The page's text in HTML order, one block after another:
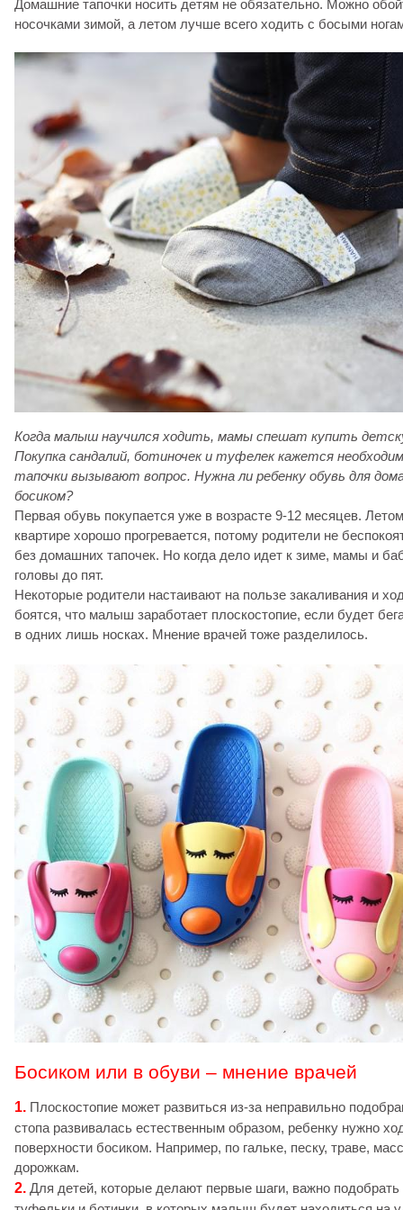
Домашние тапочки носить детям не обязательно. Можно
носочками зимой, а летом лучше всего ходить с босыми
Когда малыш научился ходить, мамы спешат купить
Покупка сандалий, ботиночек и туфелек кажется
тапочки вызывают вопрос. Нужна ли ребенку обувь для
босиком?
Первая обувь покупается уже в возрасте 9-12 месяцев.
квартире хорошо прогревается, потому родители не
без домашних тапочек. Но когда дело идет к зиме, мамы и
головы до пят.
Некоторые родители настаивают на пользе закаливания и
боятся, что малыш заработает плоскостопие, если будет
в одних лишь носках. Мнение врачей тоже разделилось.
Босиком или в обуви – мнение врачей
1. Плоскостопие может развиться из-за неправильно
стопа развивалась естественным образом, ребенку нужно
поверхности босиком. Например, по гальке, песку, траве,
дорожкам.
2. Для детей, которые делают первые шаги, важно